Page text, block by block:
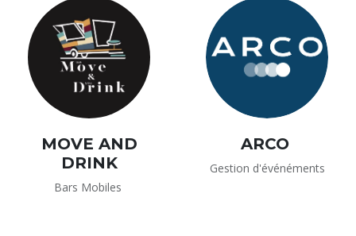
MOVE AND
DRINK
Bars Mobiles
ARCO
Gestion d'événéments